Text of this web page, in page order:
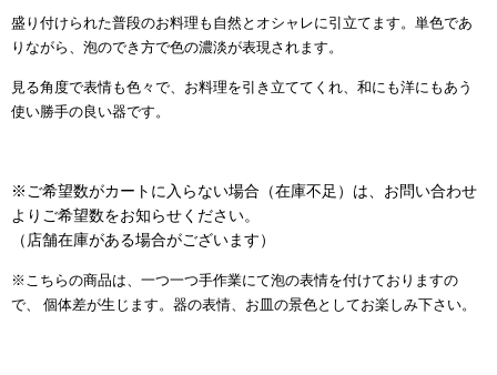
盛り付けられた普段のお料理も自然とオシャレに引立てます。単色であ
りながら、泡のでき方で色の濃淡が表現されます。
見る角度で表情も色々で、お料理を引き立ててくれ、和にも洋にもあう
使い勝手の良い器です。
※ご希望数がカートに入らない場合（在庫不足）は、お問い合わせ
よりご希望数をお知らせください。
（店舗在庫がある場合がございます）
※こちらの商品は、一つ一つ手作業にて泡の表情を付けておりますの
で、 個体差が生じます。器の表情、お皿の景色としてお楽しみ下さい。